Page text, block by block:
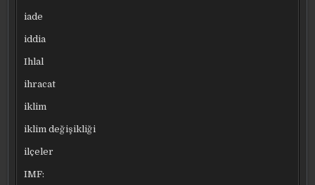
iade
iddia
Ihlal
ihracat
iklim
iklim değişikliği
ilçeler
IMF: